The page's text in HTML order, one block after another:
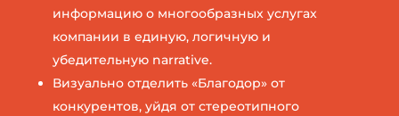
информацию о многообразных услугах
компании в единую, логичную и
убедительную narrative.
Визуально отделить «Благодор» от
конкурентов, уйдя от стереотипного